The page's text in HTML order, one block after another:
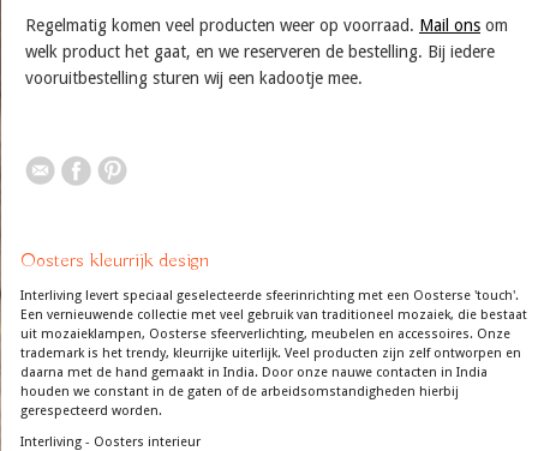
Regelmatig komen veel producten weer op voorraad. Mail ons om
welk product het gaat, en we reserveren de bestelling. Bij iedere
vooruitbestelling sturen wij een kadootje mee.
Oosters kleurrijk design
Interliving levert speciaal geselecteerde sfeerinrichting met een Oosterse 'touch'.
Een vernieuwende collectie met veel gebruik van traditioneel mozaiek, die bestaat
uit mozaieklampen, Oosterse sfeerverlichting, meubelen en accessoires. Onze
trademark is het trendy, kleurrijke uiterlijk. Veel producten zijn zelf ontworpen en
daarna met de hand gemaakt in India. Door onze nauwe contacten in India
houden we constant in de gaten of de arbeidsomstandigheden hierbij
gerespecteerd worden.
Interliving - Oosters interieur